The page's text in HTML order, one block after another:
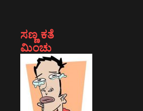
ಸಣ್ಣ ಕತೆ
ಮಿಂಚು